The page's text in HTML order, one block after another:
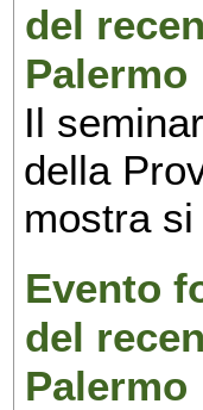
del
Palermo
Il
della
mostra
Evento
del
Palermo